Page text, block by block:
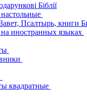
Біблії
Псалтырь, книги
иностранных языках
квадратные